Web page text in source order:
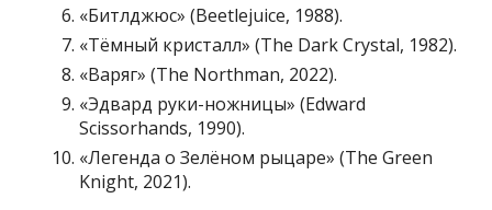
«Битлджюс» (Beetlejuice, 1988).
«Тёмный кристалл» (The Dark Crystal, 1982).
«Варяг» (The Northman, 2022).
«Эдвард руки-ножницы» (Edward
Scissorhands, 1990).
«Легенда о Зелёном рыцаре» (The Green
Knight, 2021).